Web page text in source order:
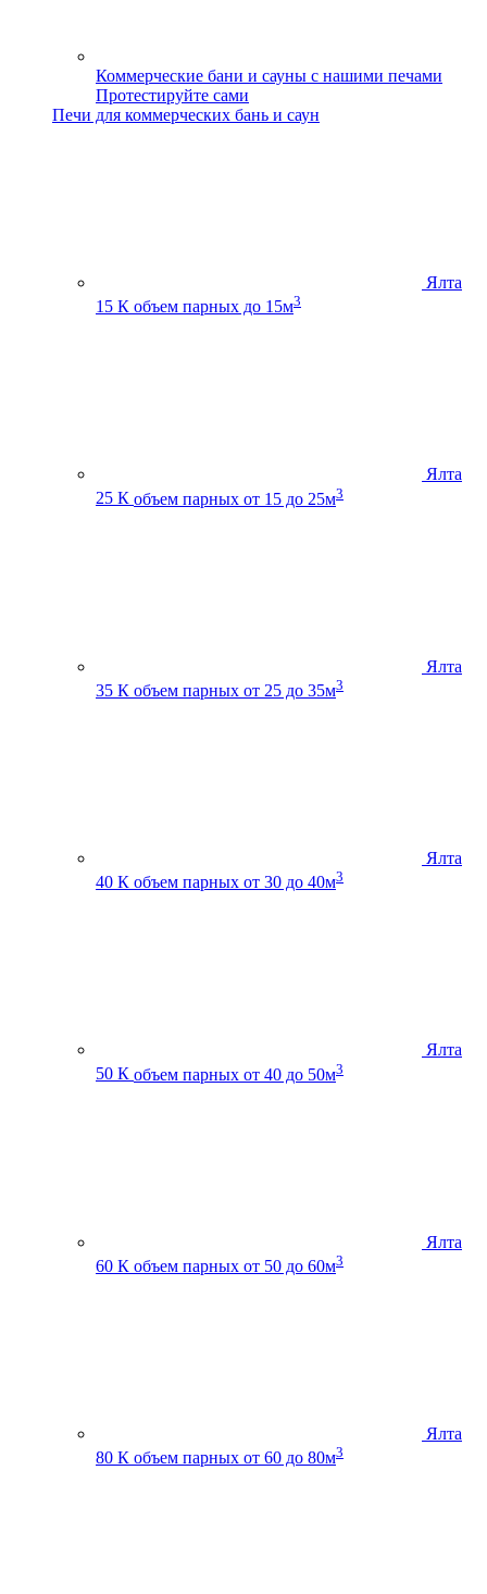
Коммерческие бани и сауны с нашими печами
Протестируйте сами
Печи для коммерческих бань и саун
Ялта
15 К объем парных до 15м3
Ялта
25 К объем парных от 15 до 25м3
Ялта
35 К объем парных от 25 до 35м3
Ялта
40 К объем парных от 30 до 40м3
Ялта
50 К объем парных от 40 до 50м3
Ялта
60 К объем парных от 50 до 60м3
Ялта
80 К объем парных от 60 до 80м3